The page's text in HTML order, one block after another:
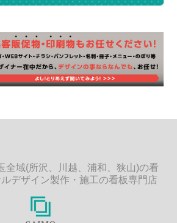
全域(所沢、川越、浦和、狭山)の看
デザイン製作・施工の看板専門店